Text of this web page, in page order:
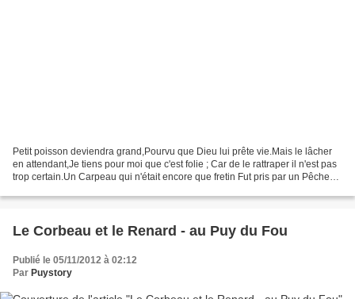
Petit poisson deviendra grand,Pourvu que Dieu lui prête vie.Mais le lâcher
en attendant,Je tiens pour moi que c'est folie ; Car de le rattraper il n'est pas
trop certain.Un Carpeau qui n'était encore que fretin Fut pris par un Pêcheur
Le Corbeau et le Renard - au Puy du Fou
Publié le 05/11/2012 à 02:12
Par Puystory